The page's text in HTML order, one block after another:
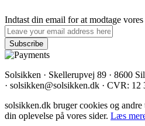
Indtast din email for at modtage
Solsikken · Skellerupvej 89 · 8600
· solsikken@solsikken.dk · CVR: 12
solsikken.dk bruger cookies og
din oplevelse på vores sider. Læs